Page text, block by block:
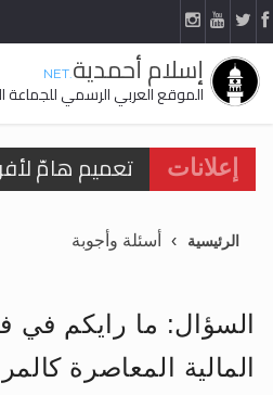
إسلام أحمدية.NET
الموقع العربي الرسمي للجماعة
إعلانات
تعميم هامّ
اقرأ هذا
الرئيسية أسئلة وأجوبة
السؤال: ما رايكم في
المالية المعاصرة